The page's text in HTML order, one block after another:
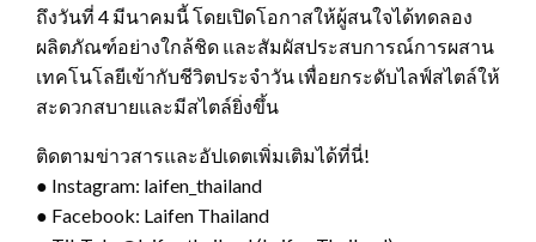
ถึงวันที่ 4 มีนาคมนี้ โดยเปิดโอกาสให้ผู้สนใจได้ทดลอง
ผลิตภัณฑ์อย่างใกล้ชิด และสัมผัสประสบการณ์การผสาน
เทคโนโลยีเข้ากับชีวิตประจำวัน เพื่อยกระดับไลฟ์สไตล์ให้
สะดวกสบายและมีสไตล์ยิ่งขึ้น
ติดตามข่าวสารและอัปเดตเพิ่มเติมได้ที่นี่!
● Instagram: laifen_thailand
● Facebook: Laifen Thailand